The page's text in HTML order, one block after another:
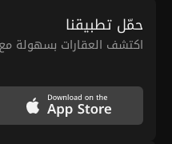
حمّل تطبيقنا
اكتشف العقارات بسهولة